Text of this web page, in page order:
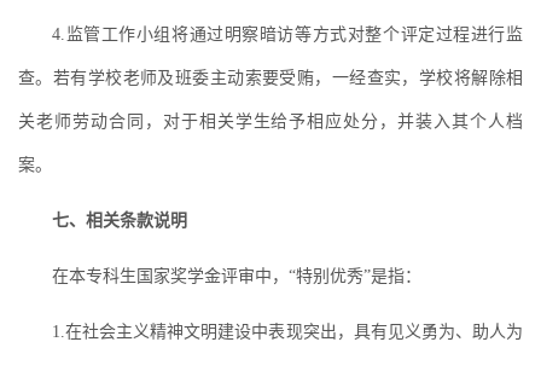
4.监管工作小组将通过明察暗访等方式对整个评定过程进行监
查。若有学校老师及班委主动索要受贿，一经查实，学校将解除相
关老师劳动合同，对于相关学生给予相应处分，并装入其个人档
案。
七、相关条款说明
在本专科生国家奖学金评审中，“特别优秀”是指：
1.在社会主义精神文明建设中表现突出，具有见义勇为、助人为